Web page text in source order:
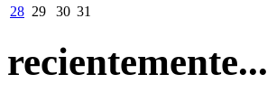
28 29 30 31
recientemente...